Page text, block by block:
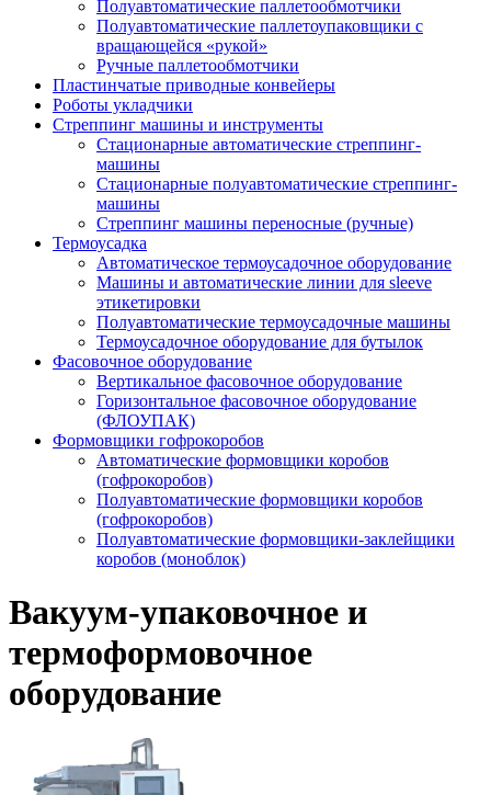
Полуавтоматические паллетообмотчики
Полуавтоматические паллетоупаковщики с
вращающейся «рукой»
Ручные паллетообмотчики
Пластинчатые приводные конвейеры
Роботы укладчики
Стреппинг машины и инструменты
Стационарные автоматические стреппинг-
машины
Стационарные полуавтоматические стреппинг-
машины
Стреппинг машины переносные (ручные)
Термоусадка
Автоматическое термоусадочное оборудование
Машины и автоматические линии для sleeve
этикетировки
Полуавтоматические термоусадочные машины
Термоусадочное оборудование для бутылок
Фасовочное оборудование
Вертикальное фасовочное оборудование
Горизонтальное фасовочное оборудование
(ФЛОУПАК)
Формовщики гофрокоробов
Автоматические формовщики коробов
(гофрокоробов)
Полуавтоматические формовщики коробов
(гофрокоробов)
Полуавтоматические формовщики-заклейщики
коробов (моноблок)
Вакуум-упаковочное и
термоформовочное
оборудование